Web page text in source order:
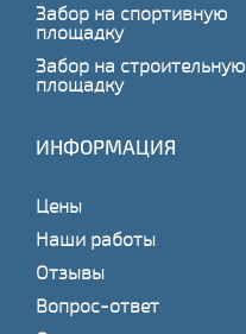
Забор на спортивную
площадку
Забор на строительную
площадку
ИНФОРМАЦИЯ
Цены
Наши работы
Отзывы
Вопрос-ответ